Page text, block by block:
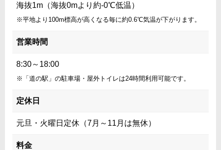
海抜1m（海抜0mより約-0℃低温）
※平地より100m標高が高くなる毎に約0.6℃気温が下がります。
営業時間
8:30～18:00
※「道の駅」の駐車場・屋外トイレは24時間利用可能です。
定休日
元旦・火曜日定休（7月～11月は無休）
料金